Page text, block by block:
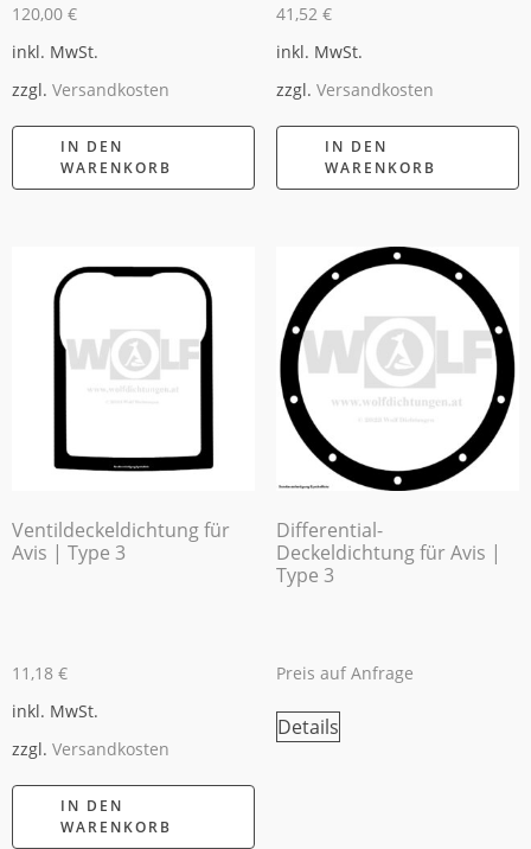
120,00 €
inkl. MwSt.
zzgl. Versandkosten
IN DEN
WARENKORB
41,52 €
inkl. MwSt.
zzgl. Versandkosten
IN DEN
WARENKORB
Ventildeckeldichtung für
Avis | Type 3
11,18 €
inkl. MwSt.
zzgl. Versandkosten
IN DEN
WARENKORB
Differential-
Deckeldichtung für Avis |
Type 3
Preis auf Anfrage
Details